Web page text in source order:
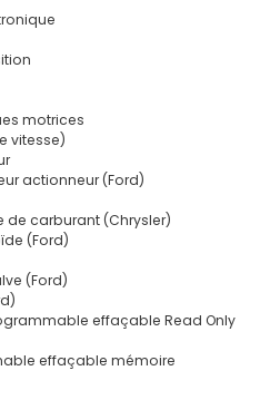
motrices
vitesse)
actionneur (Ford)
de carburant (Chrysler)
(Ford)
(Ford)
effaçable Read Only
effaçable mémoire